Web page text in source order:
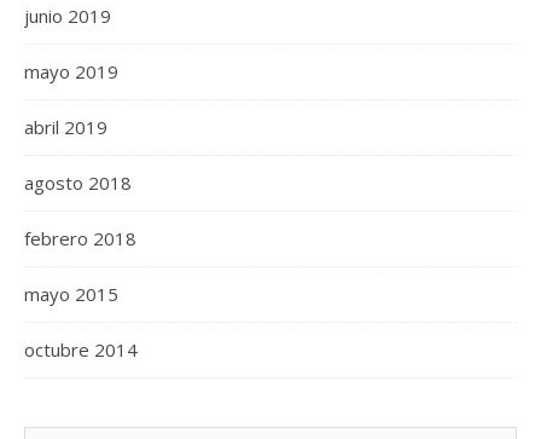
junio 2019
mayo 2019
abril 2019
agosto 2018
febrero 2018
mayo 2015
octubre 2014